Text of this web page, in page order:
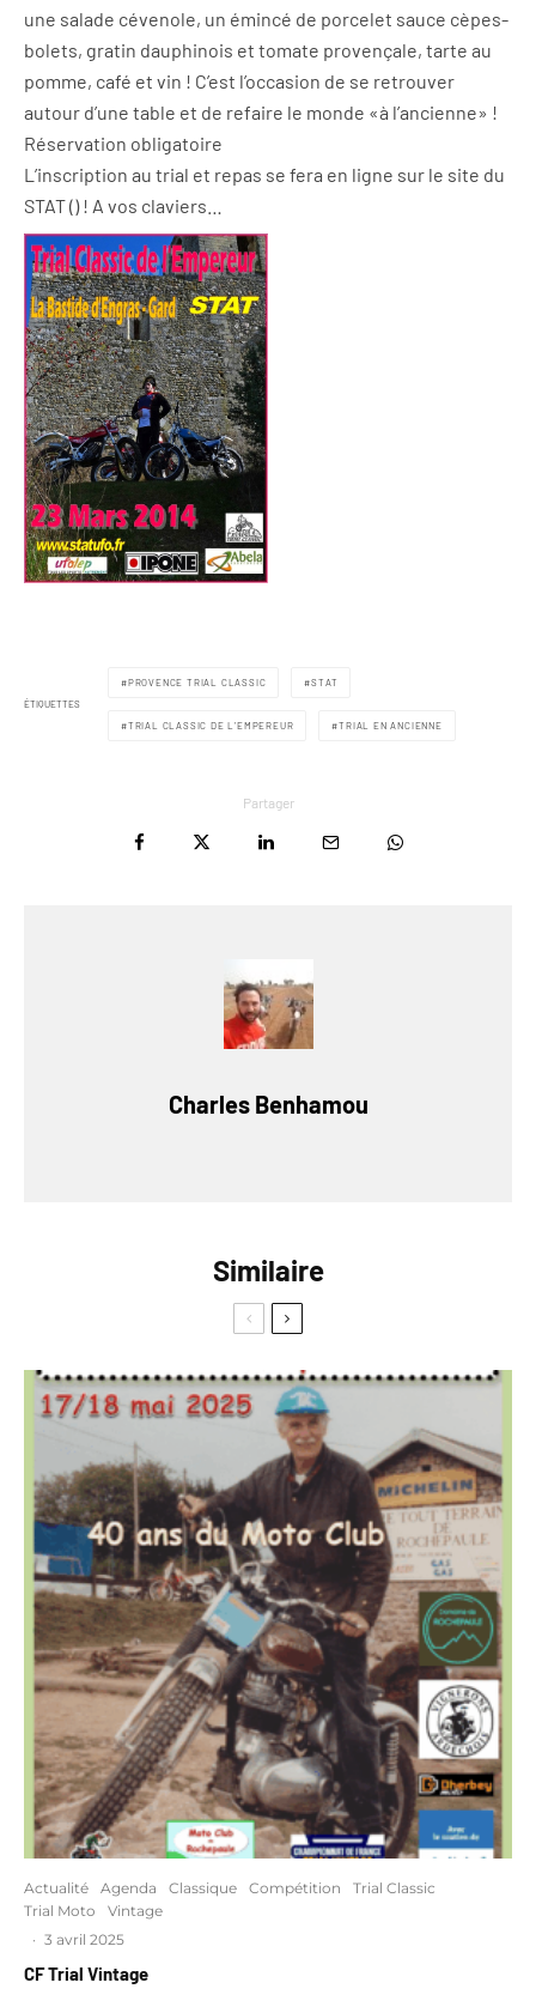
une salade cévenole, un émincé de porcelet sauce cèpes-
bolets, gratin dauphinois et tomate provençale, tarte au
pomme, café et vin ! C’est l’occasion de se retrouver
autour d’une table et de refaire le monde «à l’ancienne» !
Réservation obligatoire
L’inscription au trial et repas se fera en ligne sur le site du
STAT () ! A vos claviers…
ÉTIQUETTES
PROVENCE TRIAL CLASSIC STAT
TRIAL CLASSIC DE L'EMPEREUR TRIAL EN ANCIENNE
Partager
Charles Benhamou
Similaire
Actualité Agenda Classique Compétition
Trial Classic
Trial Moto
Vintage
· 3 avril 2025
CF Trial Vintage